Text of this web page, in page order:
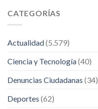
CATEGORÍAS
Actualidad(5.579)
Ciencia y Tecnología(40)
Denuncias Ciudadanas (34)
Deportes (62)